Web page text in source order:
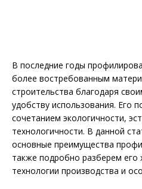
В последние годы
более востребованным
строительства благодаря
удобству использования. Его
сочетанием экологичности,
технологичности. В данной
основные преимущества
также подробно разберем его
технологии производства и